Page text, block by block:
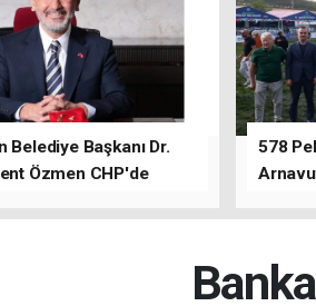
Belediye Başkanı Dr.
Özmen CHP'de
578